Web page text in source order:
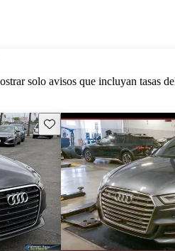
solo avisos que incluyan tasas
Guarda este Aviso